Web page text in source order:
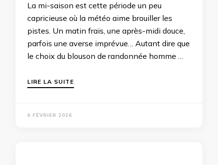
La mi-saison est cette période un peu
capricieuse où la météo aime brouiller les
pistes. Un matin frais, une après-midi douce,
parfois une averse imprévue… Autant dire que
le choix du blouson de randonnée homme …
LIRE LA SUITE
6 FÉVRIER 2026